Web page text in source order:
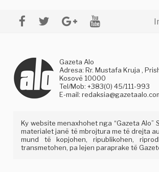
Gazeta Alo
Adresa: Rr. Mustafa Kruja ,
Kosovë 10000
Tel/Mob: +383(0) 45/111-993
E-mail:
Ky website menaxhohet nga “Gazeta Alo”
materialet janë të mbrojtura me të drejta
mund të kopjohen, ripublikohen,
transmetohen, pa lejen paraprake të